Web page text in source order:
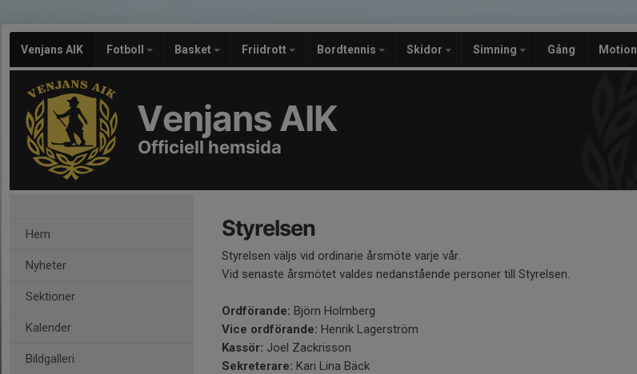
Venjans AIK Fotboll Basket Friidrott Bordtennis Skidor Simning Gång Motion
Venjans AIK
Officiell hemsida
Hem
Nyheter
Sektioner
Kalender
Bildgalleri
Styrelsen
Styrelsen väljs vid ordinarie årsmöte varje vår.
Vid senaste årsmötet valdes nedanstående personer till Styrelsen.
Ordförande: Björn Holmberg
Vice ordförande: Henrik Lagerström
Kassör: Joel Zackrisson
Sekreterare: Kari Lina Bäck